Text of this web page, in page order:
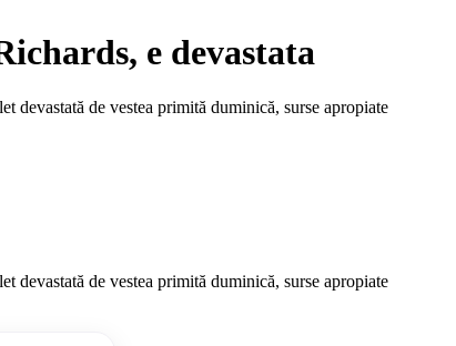
e devastata
devastată de vestea primită duminică, surse apropiate
devastată de vestea primită duminică, surse apropiate